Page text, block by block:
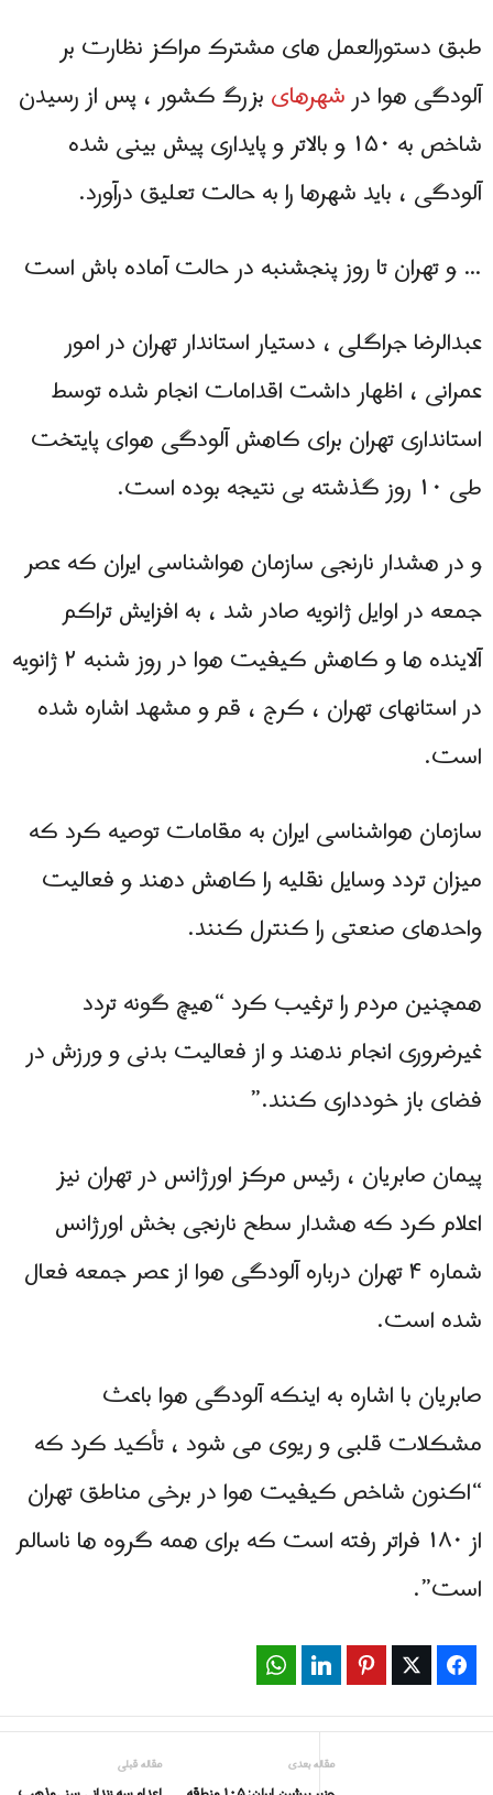
طبق دستورالعمل های مشترک مراکز نظارت بر
آلودگی هوا درشهرهایبزرگ کشور ، پس از رسیدن
شاخص به ۱۵۰ و بالاتر و پایداری پیش بینی شده
آلودگی ، باید شهرها را به حالت تعلیق درآورد.
… و تهران تا روز پنجشنبه در حالت آماده باش است
عبدالرضا جراگلی ، دستیار استاندار تهران در امور
عمرانی ، اظهار داشت اقدامات انجام شده توسط
استانداری تهران برای کاهش آلودگی هوای پایتخت
طی ۱۰ روز گذشته بی نتیجه بوده است.
و در هشدار نارنجی سازمان هواشناسی ایران که عصر
جمعه در اوایل ژانویه صادر شد ، به افزایش تراکم
آلاینده ها و کاهش کیفیت هوا در روز شنبه ۲ ژانویه
در استانهای تهران ، کرج ، قم و مشهد اشاره شده
است.
سازمان هواشناسی ایران به مقامات توصیه کرد که
میزان تردد وسایل نقلیه را کاهش دهند و فعالیت
واحدهای صنعتی را کنترل کنند.
همچنین مردم را ترغیب کرد “هیچ گونه تردد
غیرضروری انجام ندهند و از فعالیت بدنی و ورزش در
فضای باز خودداری کنند.”
پیمان صابریان ، رئیس مرکز اورژانس در تهران نیز
اعلام کرد که هشدار سطح نارنجی بخش اورژانس
شماره ۴ تهران درباره آلودگی هوا از عصر جمعه فعال
شده است.
صابریان با اشاره به اینکه آلودگی هوا باعث
مشکلات قلبی و ریوی می شود ، تأکید کرد که
“اکنون شاخص کیفیت هوا در برخی مناطق تهران
از ۱۸۰ فراتر رفته است که برای همه گروه ها ناسالم
است”.
Facebook
Twitter
Pinterest
LinkedIn
مقاله قبلی مقاله بعدی